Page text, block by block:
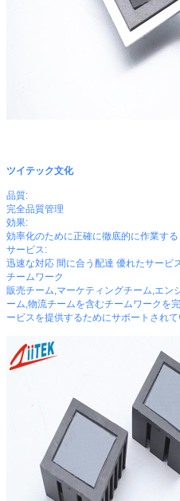
ツイテック文化
品質:
完全品質管理
効果:
効率化のために正確に徹底的に作業する
サービス:
迅速な対応 間に合う配達 優れたサービ
チームワーク
販売チーム,マーケティングチーム,エン
ーム,物流チームを含むチームワークを
ービスを提供するためにサポートされ